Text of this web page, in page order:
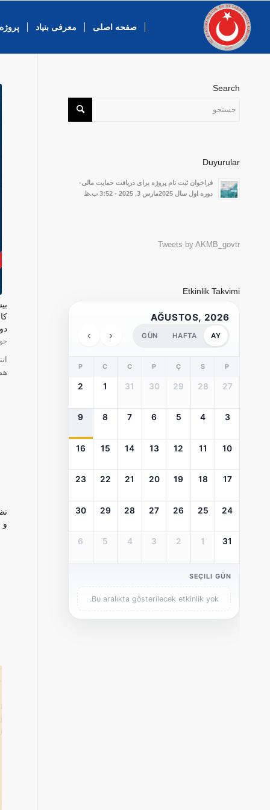
صفحه اصلی معرفی بنیاد
و
Search
Duyurular
فراخوان ثبت نام پروژه برای دریافت حمایت مالی-
دوره اول سال 2025مارس 3, 2025 - 3:52 ب.ظ
Tweets by AKMB_govtr
Etkinlik Takvimi
AĞUSTOS, 2026
AY
HAFTA
GÜN
‹
›
P
S
Ç
P
C
C
P
27
28
29
30
31
1
2
3
4
5
6
7
8
9
10
11
12
13
14
15
16
17
18
19
20
21
22
23
24
25
26
27
28
29
30
31
1
2
3
4
5
6
SEÇILI GÜN
Bu aralıkta gösterilecek etkinlik yok.